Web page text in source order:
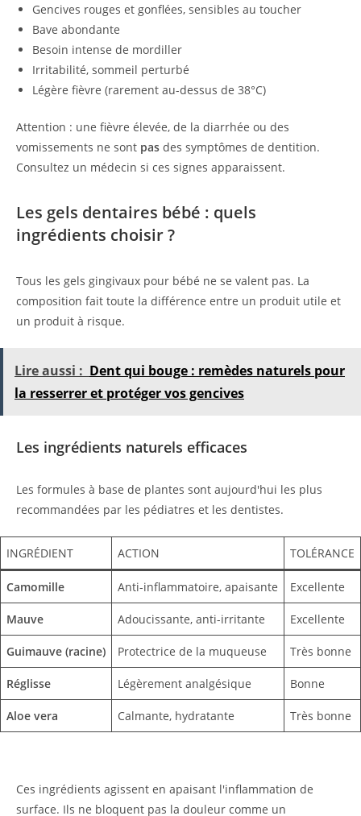
Gencives rouges et gonflées, sensibles au toucher
Bave abondante
Besoin intense de mordiller
Irritabilité, sommeil perturbé
Légère fièvre (rarement au-dessus de 38°C)
Attention : une fièvre élevée, de la diarrhée ou des
vomissements ne sont pas des symptômes de dentition.
Consultez un médecin si ces signes apparaissent.
Les gels dentaires bébé : quels
ingrédients choisir ?
Tous les gels gingivaux pour bébé ne se valent pas. La
composition fait toute la différence entre un produit utile et
un produit à risque.
Lire aussi : Dent qui bouge : remèdes naturels pour
la resserrer et protéger vos gencives
Les ingrédients naturels efficaces
Les formules à base de plantes sont aujourd'hui les plus
recommandées par les pédiatres et les dentistes.
INGRÉDIENT ACTION TOLÉRANCE
Camomille Anti-inflammatoire, apaisante Excellente
Mauve Adoucissante, anti-irritante Excellente
Guimauve (racine) Protectrice de la muqueuse Très bonne
Réglisse Légèrement analgésique Bonne
Aloe vera Calmante, hydratante Très bonne
Ces ingrédients agissent en apaisant l'inflammation de
surface. Ils ne bloquent pas la douleur comme un